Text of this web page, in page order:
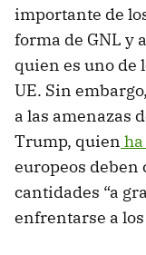
importante de
forma de GNL y
quien es uno de
UE. Sin
a las amenazas
Trump, quien
europeos deben
cantidades “a
enfrentarse a